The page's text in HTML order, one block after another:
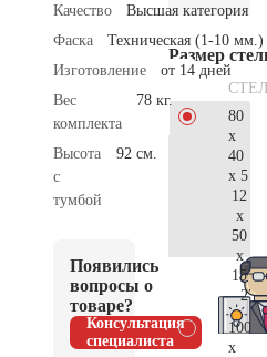
Качество
Высшая категория
Фаска
Техническая (1-10 мм.)
Изготовление
от 14 дней
Вес
комплекта
78 кг.
Высота
с
тумбой
92 см.
Появились
вопросы о
товаре?
Консультация
специалиста
Размер
80
x
40
x 5
12
x
50
x
15
100
x